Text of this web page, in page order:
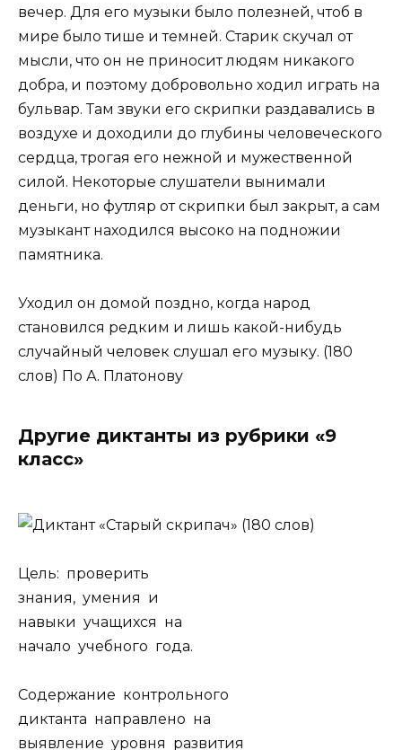
вечер. Для его музыки было полезней, чтоб в
мире было тише и темней. Старик скучал от
мысли, что он не приносит людям никакого
добра, и поэтому добровольно ходил играть на
бульвар. Там звуки его скрипки раздавались в
воздухе и доходили до глубины челове­ческого
сердца, трогая его нежной и мужественной
силой. Некоторые слушатели вынимали
деньги, но футляр от скрипки был закрыт, а сам
музыкант находился высоко на подножии
памятника.
Уходил он домой поздно, когда народ
становился редким и лишь какой-нибудь
случайный человек слушал его музыку. (180
слов) По А. Платонову
Другие диктанты из рубрики «9
класс»
Цель: проверить
знания, умения и
навыки учащихся на
начало учебного года.
Содержание контрольного
диктанта направлено на
выявление уровня развития